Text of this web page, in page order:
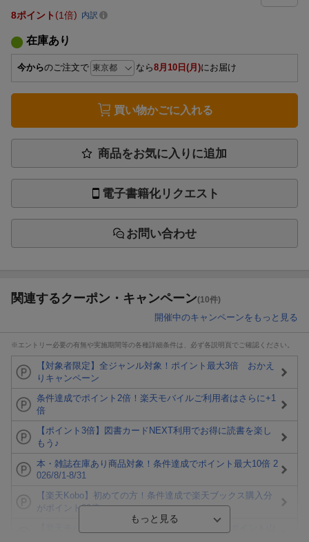
8ポイント 1倍 内訳
在庫あり
今からのご注文で なら8月10日(月)にお届け
買い物かごに入れる
商品をお気に入りに追加
電子書籍化リクエスト
お問い合わせ
関連するクーポン・キャンペーン(10件)
開催中のキャンペーンをもっと見る
※エントリー必要の有無や実施期間等の各種詳細条件は、必ず各説明頁でご確認ください。
【対象者限定】全ジャンル対象！ポイント最大3倍 おかえ
りキャンペーン
条件達成でポイント2倍！楽天モバイルご利用者はさらに+1
倍
【ポイント3倍】図書カードNEXT利用でお得に読書を楽し
もう♪
本・雑誌在庫あり商品対象！条件達成でポイント最大10倍 2
026/8/1-8/31
【楽天Kobo】初めての方！条件達成で楽天ブックス購入分
がポイント20倍